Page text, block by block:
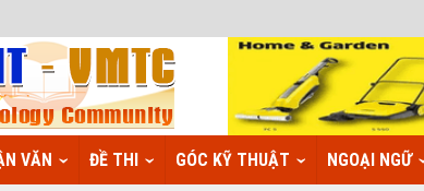
VĂN ĐỀ THI GÓC KỸ THUẬT NGOẠI NGỮ